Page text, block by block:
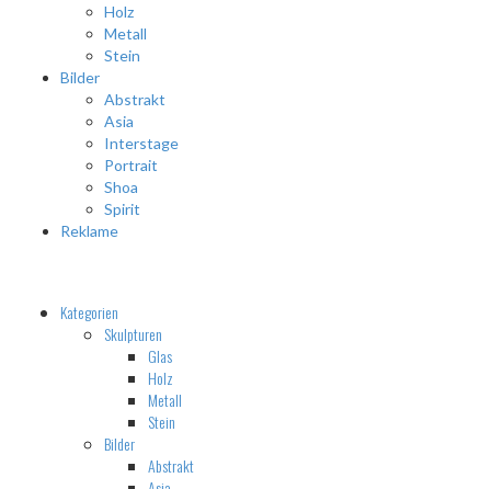
Holz
Metall
Stein
Bilder
Abstrakt
Asia
Interstage
Portrait
Shoa
Spirit
Reklame
Kategorien
Skulpturen
Glas
Holz
Metall
Stein
Bilder
Abstrakt